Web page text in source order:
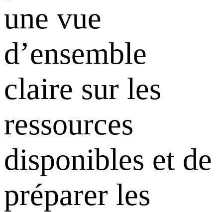
une vue
d’ensemble
claire sur les
ressources
disponibles et de
préparer les